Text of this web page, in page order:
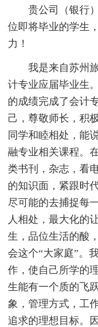
贵公司（银行）
位即将毕业的学生
力！
我是来自苏州旅
计专业应届毕业生
的成绩完成了会计
己，尊敬师长，积
同学和睦相处，能
融专业相关课程。
类书刊，杂志，看
的知识面，紧跟时
尽可能的去捕捉每
人相处，最大化的
生，品位生活的酸
会这个“大家庭”。
作，使自己所学的
生能有一个质的飞
象，管理方式，工
追求的理想目标。